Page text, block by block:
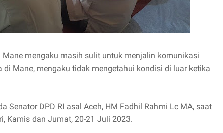
mengaku masih sulit untuk menjalin komunikasi
Mane, mengaku tidak mengetahui kondisi di luar ketika
Senator DPD RI asal Aceh, HM Fadhil Rahmi Lc MA, saat
Kamis dan Jumat, 20-21 Juli 2023.